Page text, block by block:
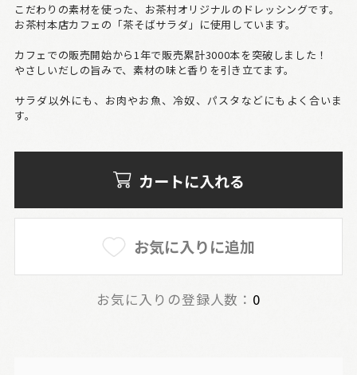
こだわりの素材を使った、お茶村オリジナルのドレッシングです。
お茶村本店カフェの「茶そばサラダ」に使用しています。
カフェでの販売開始から1年で販売累計3000本を突破しました！
やさしいだしの旨みで、素材の味と香りを引き立てます。
サラダ以外にも、お肉やお魚、冷奴、パスタなどにもよく合いま
す。
カートに入れる
お気に入りに追加
お気に入りの登録人数： 0